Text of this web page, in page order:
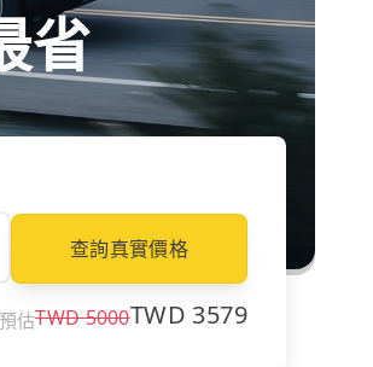
省
查詢真實價格
估TWD5000TWD 3579